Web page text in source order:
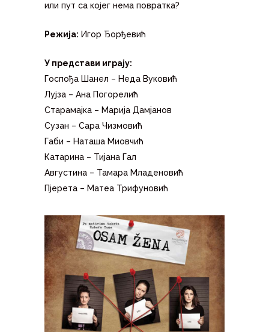
или пут са којег нема повратка?
Режија: Игор Ђорђевић
У представи играју:
Госпођа Шанел – Неда Вуковић
Лујза – Ана Погорелић
Старамајка – Марија Дамјанов
Сузан – Сара Чизмовић
Габи – Наташа Миовчић
Катарина – Тијана Гал
Августина – Тамара Младеновић
Пјерета – Матеа Трифуновић